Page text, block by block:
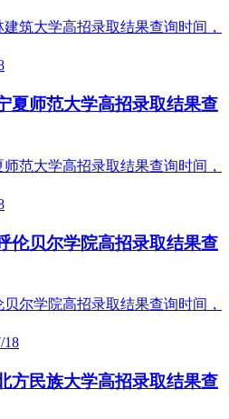
夏师范大学高招录取结果查
伦贝尔学院高招录取结果查
18
方民族大学高招录取结果查